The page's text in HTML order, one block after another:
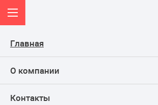
Главная
О компании
Контакты